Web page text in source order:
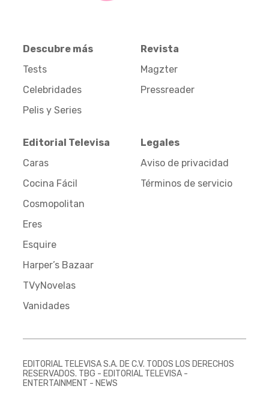
Descubre más
Tests
Celebridades
Pelis y Series
Revista
Magzter
Pressreader
Editorial Televisa
Caras
Cocina Fácil
Cosmopolitan
Eres
Esquire
Harper’s Bazaar
TVyNovelas
Vanidades
Legales
Aviso de privacidad
Términos de servicio
EDITORIAL TELEVISA S.A. DE C.V. TODOS LOS DERECHOS
RESERVADOS. TBG - EDITORIAL TELEVISA -
ENTERTAINMENT - NEWS